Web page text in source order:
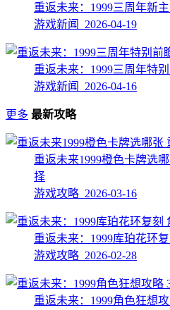
重返未来：1999三周年新
游戏新闻 2026-04-19
重返未来：1999三周年特
游戏新闻 2026-04-16
更多 最新攻略
重返未来1999橙色卡牌选
择
游戏攻略 2026-03-16
重返未来：1999库珀花环
游戏攻略 2026-02-28
重返未来：1999角色狂想